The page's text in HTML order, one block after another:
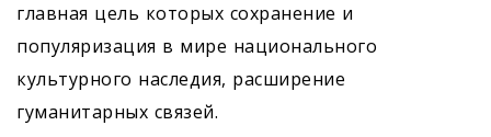
главная цель которых сохранение и
популяризация в мире национального
культурного наследия, расширение
гуманитарных связей.